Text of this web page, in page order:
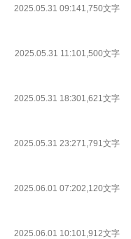
2025.05.31 09:141,750文字
2025.05.31 11:101,500文字
2025.05.31 18:301,621文字
2025.05.31 23:271,791文字
2025.06.01 07:202,120文字
2025.06.01 10:101,912文字